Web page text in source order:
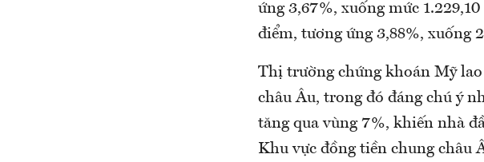
ứng 3,67%, xuống mức
điểm, tương ứng 3,88%, xuống
Thị trường chứng khoán Mỹ
châu Âu, trong đó đáng chú ý
tăng qua vùng 7%, khiến nhà
Khu vực đồng tiền chung châu